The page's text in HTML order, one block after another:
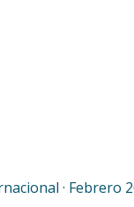
· Febrero